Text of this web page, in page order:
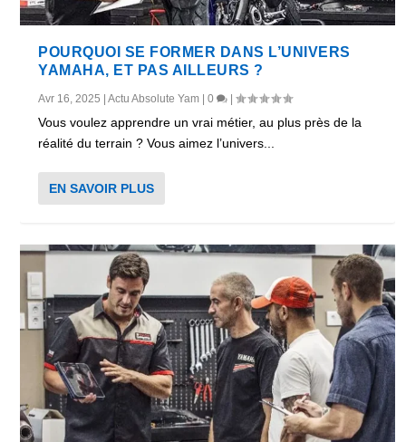
POURQUOI SE FORMER DANS L’UNIVERS
YAMAHA, ET PAS AILLEURS ?
Avr 16, 2025 |Actu Absolute Yam |0 |
Vous voulez apprendre un vrai métier, au plus près de la
réalité du terrain ? Vous aimez l’univers...
EN SAVOIR PLUS